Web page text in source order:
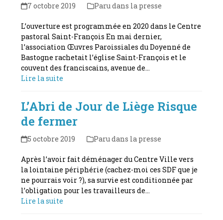
7 octobre 2019 Paru dans la presse
L’ouverture est programmée en 2020 dans le Centre
pastoral Saint-François En mai dernier,
l’association Œuvres Paroissiales du Doyenné de
Bastogne rachetait l’église Saint-François et le
couvent des franciscains, avenue de…
Lire la suite
L’Abri de Jour de Liège Risque
de fermer
5 octobre 2019 Paru dans la presse
Après l’avoir fait déménager du Centre Ville vers
la lointaine périphérie (cachez-moi ces SDF que je
ne pourrais voir ?), sa survie est conditionnée par
l’obligation pour les travailleurs de…
Lire la suite